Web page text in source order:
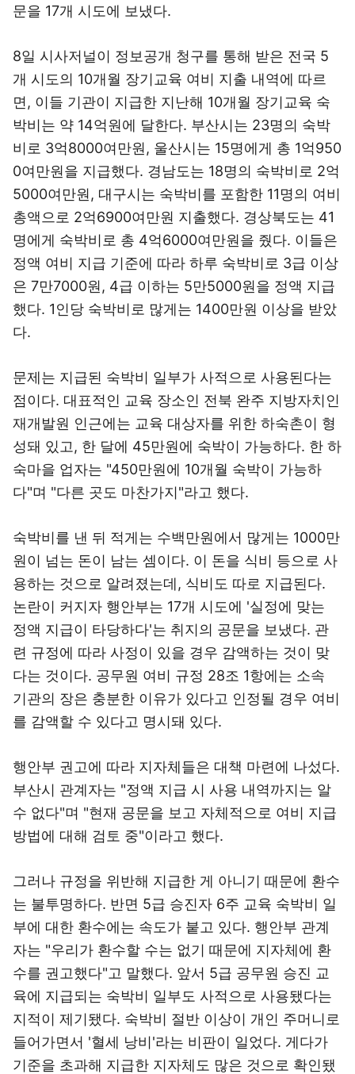
문을 17개 시도에 보냈다.
8일 시사저널이 정보공개 청구를 통해 받은 전국 5
개 시도의 10개월 장기교육 여비 지출 내역에 따르
면, 이들 기관이 지급한 지난해 10개월 장기교육 숙
박비는 약 14억원에 달한다. 부산시는 23명의 숙박
비로 3억8000여만원, 울산시는 15명에게 총 1억950
0여만원을 지급했다. 경남도는 18명의 숙박비로 2억
5000여만원, 대구시는 숙박비를 포함한 11명의 여비
총액으로 2억6900여만원 지출했다. 경상북도는 41
명에게 숙박비로 총 4억6000여만원을 줬다. 이들은
정액 여비 지급 기준에 따라 하루 숙박비로 3급 이상
은 7만7000원, 4급 이하는 5만5000원을 정액 지급
했다. 1인당 숙박비로 많게는 1400만원 이상을 받았
다.
문제는 지급된 숙박비 일부가 사적으로 사용된다는
점이다. 대표적인 교육 장소인 전북 완주 지방자치인
재개발원 인근에는 교육 대상자를 위한 하숙촌이 형
성돼 있고, 한 달에 45만원에 숙박이 가능하다. 한 하
숙마을 업자는 "450만원에 10개월 숙박이 가능하
다"며 "다른 곳도 마찬가지"라고 했다.
숙박비를 낸 뒤 적게는 수백만원에서 많게는 1000만
원이 넘는 돈이 남는 셈이다. 이 돈을 식비 등으로 사
용하는 것으로 알려졌는데, 식비도 따로 지급된다.
논란이 커지자 행안부는 17개 시도에 '실정에 맞는
정액 지급이 타당하다'는 취지의 공문을 보냈다. 관
련 규정에 따라 사정이 있을 경우 감액하는 것이 맞
다는 것이다. 공무원 여비 규정 28조 1항에는 소속
기관의 장은 충분한 이유가 있다고 인정될 경우 여비
를 감액할 수 있다고 명시돼 있다.
행안부 권고에 따라 지자체들은 대책 마련에 나섰다.
부산시 관계자는 "정액 지급 시 사용 내역까지는 알
수 없다"며 "현재 공문을 보고 자체적으로 여비 지급
방법에 대해 검토 중"이라고 했다.
그러나 규정을 위반해 지급한 게 아니기 때문에 환수
는 불투명하다. 반면 5급 승진자 6주 교육 숙박비 일
부에 대한 환수에는 속도가 붙고 있다. 행안부 관계
자는 "우리가 환수할 수는 없기 때문에 지자체에 환
수를 권고했다"고 말했다. 앞서 5급 공무원 승진 교
육에 지급되는 숙박비 일부도 사적으로 사용됐다는
지적이 제기됐다. 숙박비 절반 이상이 개인 주머니로
들어가면서 '혈세 낭비'라는 비판이 일었다. 게다가
기준을 초과해 지급한 지자체도 많은 것으로 확인됐